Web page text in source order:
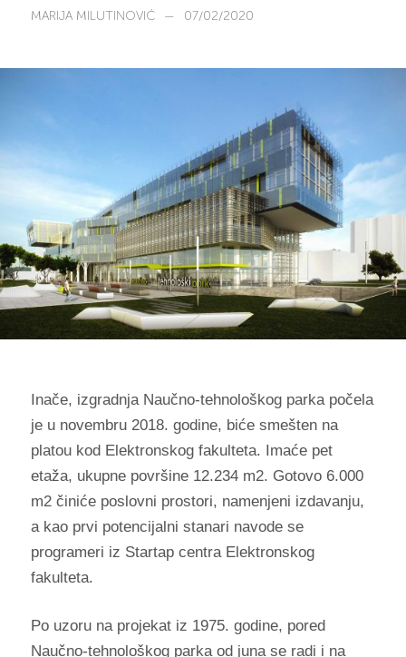
MARIJA MILUTINOVIĆ — 07/02/2020
Inače, izgradnja Naučno-tehnološkog parka počela
je u novembru 2018. godine, biće smešten na
platou kod Elektronskog fakulteta. Imaće pet
etaža, ukupne površine 12.234 m2. Gotovo 6.000
m2 činiće poslovni prostori, namenjeni izdavanju,
a kao prvi potencijalni stanari navode se
programeri iz Startap centra Elektronskog
fakulteta.
Po uzoru na projekat iz 1975. godine, pored
Naučno-tehnološkog parka od juna se radi i na